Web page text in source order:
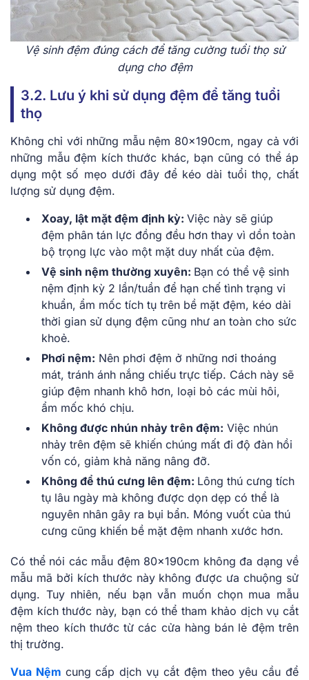
Vệ sinh đệm đúng cách để tăng cường tuổi thọ sử
dụng cho đệm
3.2. Lưu ý khi sử dụng đệm để tăng tuổi
thọ
Không chỉ với những mẫu nệm 80x190cm, ngay cả với
những mẫu đệm kích thước khác, bạn cũng có thể áp
dụng một số mẹo dưới đây để kéo dài tuổi thọ, chất
lượng sử dụng đệm.
Xoay, lật mặt đệm định kỳ: Việc này sẽ giúp
đệm phân tán lực đồng đều hơn thay vì dồn toàn
bộ trọng lực vào một mặt duy nhất của đệm.
Vệ sinh nệm thường xuyên: Bạn có thể vệ sinh
nệm định kỳ 2 lần/tuần để hạn chế tình trạng vi
khuẩn, ẩm mốc tích tụ trên bề mặt đệm, kéo dài
thời gian sử dụng đệm cũng như an toàn cho sức
khoẻ.
Phơi nệm: Nên phơi đệm ở những nơi thoáng
mát, tránh ánh nắng chiếu trực tiếp. Cách này sẽ
giúp đệm nhanh khô hơn, loại bỏ các mùi hôi,
ẩm mốc khó chịu.
Không được nhún nhảy trên đệm: Việc nhún
nhảy trên đệm sẽ khiến chúng mất đi độ đàn hồi
vốn có, giảm khả năng nâng đỡ.
Không để thú cưng lên đệm: Lông thú cưng tích
tụ lâu ngày mà không được dọn dẹp có thể là
nguyên nhân gây ra bụi bẩn. Móng vuốt của thú
cưng cũng khiến bề mặt đệm nhanh xước hơn.
Có thể nói các mẫu đệm 80x190cm không đa dạng về
mẫu mã bởi kích thước này không được ưa chuộng sử
dụng. Tuy nhiên, nếu bạn vẫn muốn chọn mua mẫu
đệm kích thước này, bạn có thể tham khảo dịch vụ cắt
nệm theo kích thước từ các cửa hàng bán lẻ đệm trên
thị trường.
Vua Nệm cung cấp dịch vụ cắt đệm theo yêu cầu để